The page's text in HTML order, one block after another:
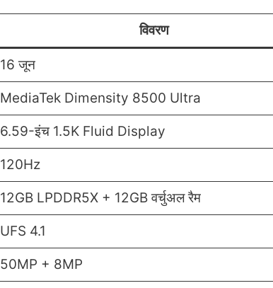
विवरण
16 जून
MediaTek Dimensity 8500 Ultra
6.59-इंच 1.5K Fluid Display
120Hz
12GB LPDDR5X + 12GB वर्चुअल रैम
UFS 4.1
50MP + 8MP